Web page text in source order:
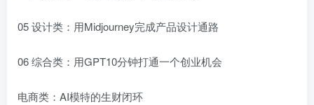
05 设计类：用Midjourney完成产品设计通路
06 综合类：用GPT10分钟打通一个创业机会
电商类：AI模特的生财闭环